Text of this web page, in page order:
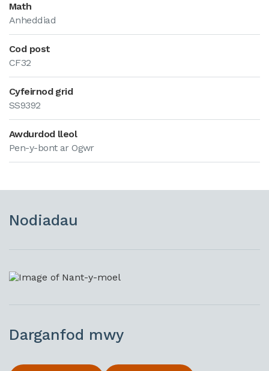
Math
Anheddiad
Cod post
CF32
Cyfeirnod grid
SS9392
Awdurdod lleol
Pen-y-bont ar Ogwr
Nodiadau
Darganfod mwy